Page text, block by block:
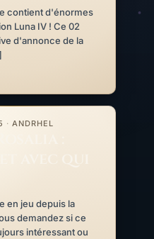
contient d'énormes
Luna IV ! Ce 02
d'annonce de la
· ANDRHEL
en jeu depuis la
demandez si ce
intéressant ou
et avec qui la jouer ?